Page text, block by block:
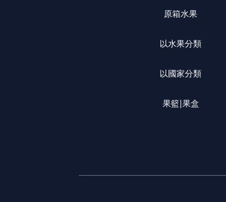
原箱水果
以水果分類
以國家分類
果籃|果盒